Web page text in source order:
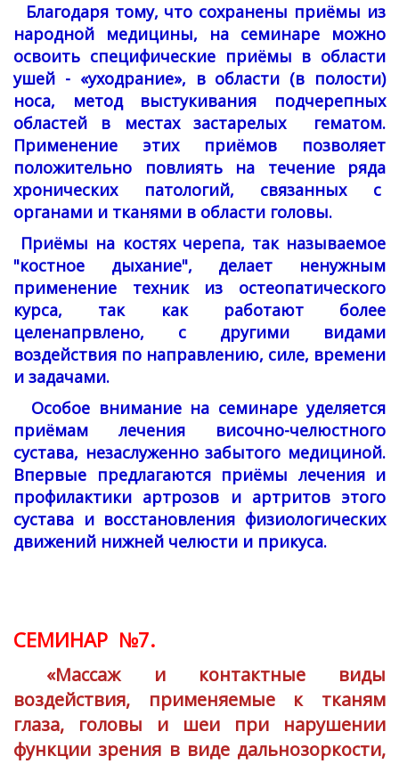
Благодаря тому, что сохранены приёмы из
народной медицины, на семинаре можно
освоить специфические приёмы в области
ушей - «уходрание», в области (в полости)
носа, метод выстукивания подчерепных
областей в местах застарелых гематом.
Применение этих приёмов позволяет
положительно повлиять на течение ряда
хронических патологий, связанных с
органами и тканями в области головы.
Приёмы на костях черепа, так называемое
"костное дыхание", делает ненужным
применение техник из остеопатического
курса, так как работают более
целенапрвлено, с другими видами
воздействия по направлению, силе, времени
и задачами.
Особое внимание на семинаре уделяется
приёмам лечения височно-челюстного
сустава, незаслуженно забытого медициной.
Впервые предлагаются приёмы лечения и
профилактики артрозов и артритов этого
сустава и восстановления физиологических
движений нижней челюсти и прикуса.
СЕМИНАР №7.
«Массаж и контактные виды
воздействия, применяемые к тканям
глаза, головы и шеи при нарушении
функции зрения в виде дальнозоркости,